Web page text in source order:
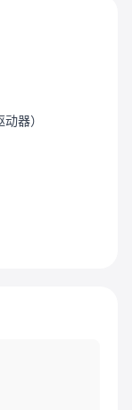
器）
储卡国际协会